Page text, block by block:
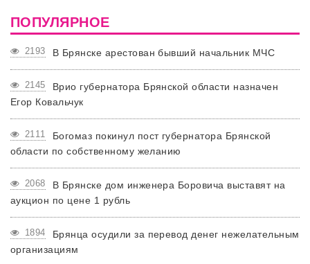
ПОПУЛЯРНОЕ
2193 В Брянске арестован бывший начальник МЧС
2145
Врио губернатора Брянской области назначен
Егор Ковальчук
2111
Богомаз покинул пост губернатора Брянской
области по собственному желанию
2068
В Брянске дом инженера Боровича выставят на
аукцион по цене 1 рубль
1894
Брянца осудили за перевод денег нежелательным
организациям